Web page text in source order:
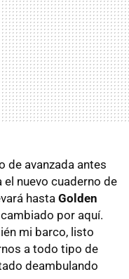
de avanzada antes
nuevo cuaderno de
hasta Golden
por aquí.
mi barco, listo
a todo tipo de
deambulando